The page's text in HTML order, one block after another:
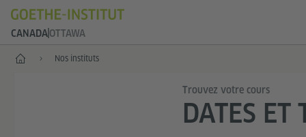
CANADAOTTAWA
Accueil Nos instituts
Trouvez votre cours
DATES ET